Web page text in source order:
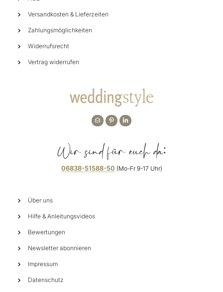
Versandkosten & Lieferzeiten
Zahlungsmöglichkeiten
Widerrufsrecht
Vertrag widerrufen
Wir sind für euch da:
06838-51588-50 (Mo-Fr 9-17 Uhr)
Über uns
Hilfe & Anleitungsvideos
Bewertungen
Newsletter abonnieren
Impressum
Datenschutz